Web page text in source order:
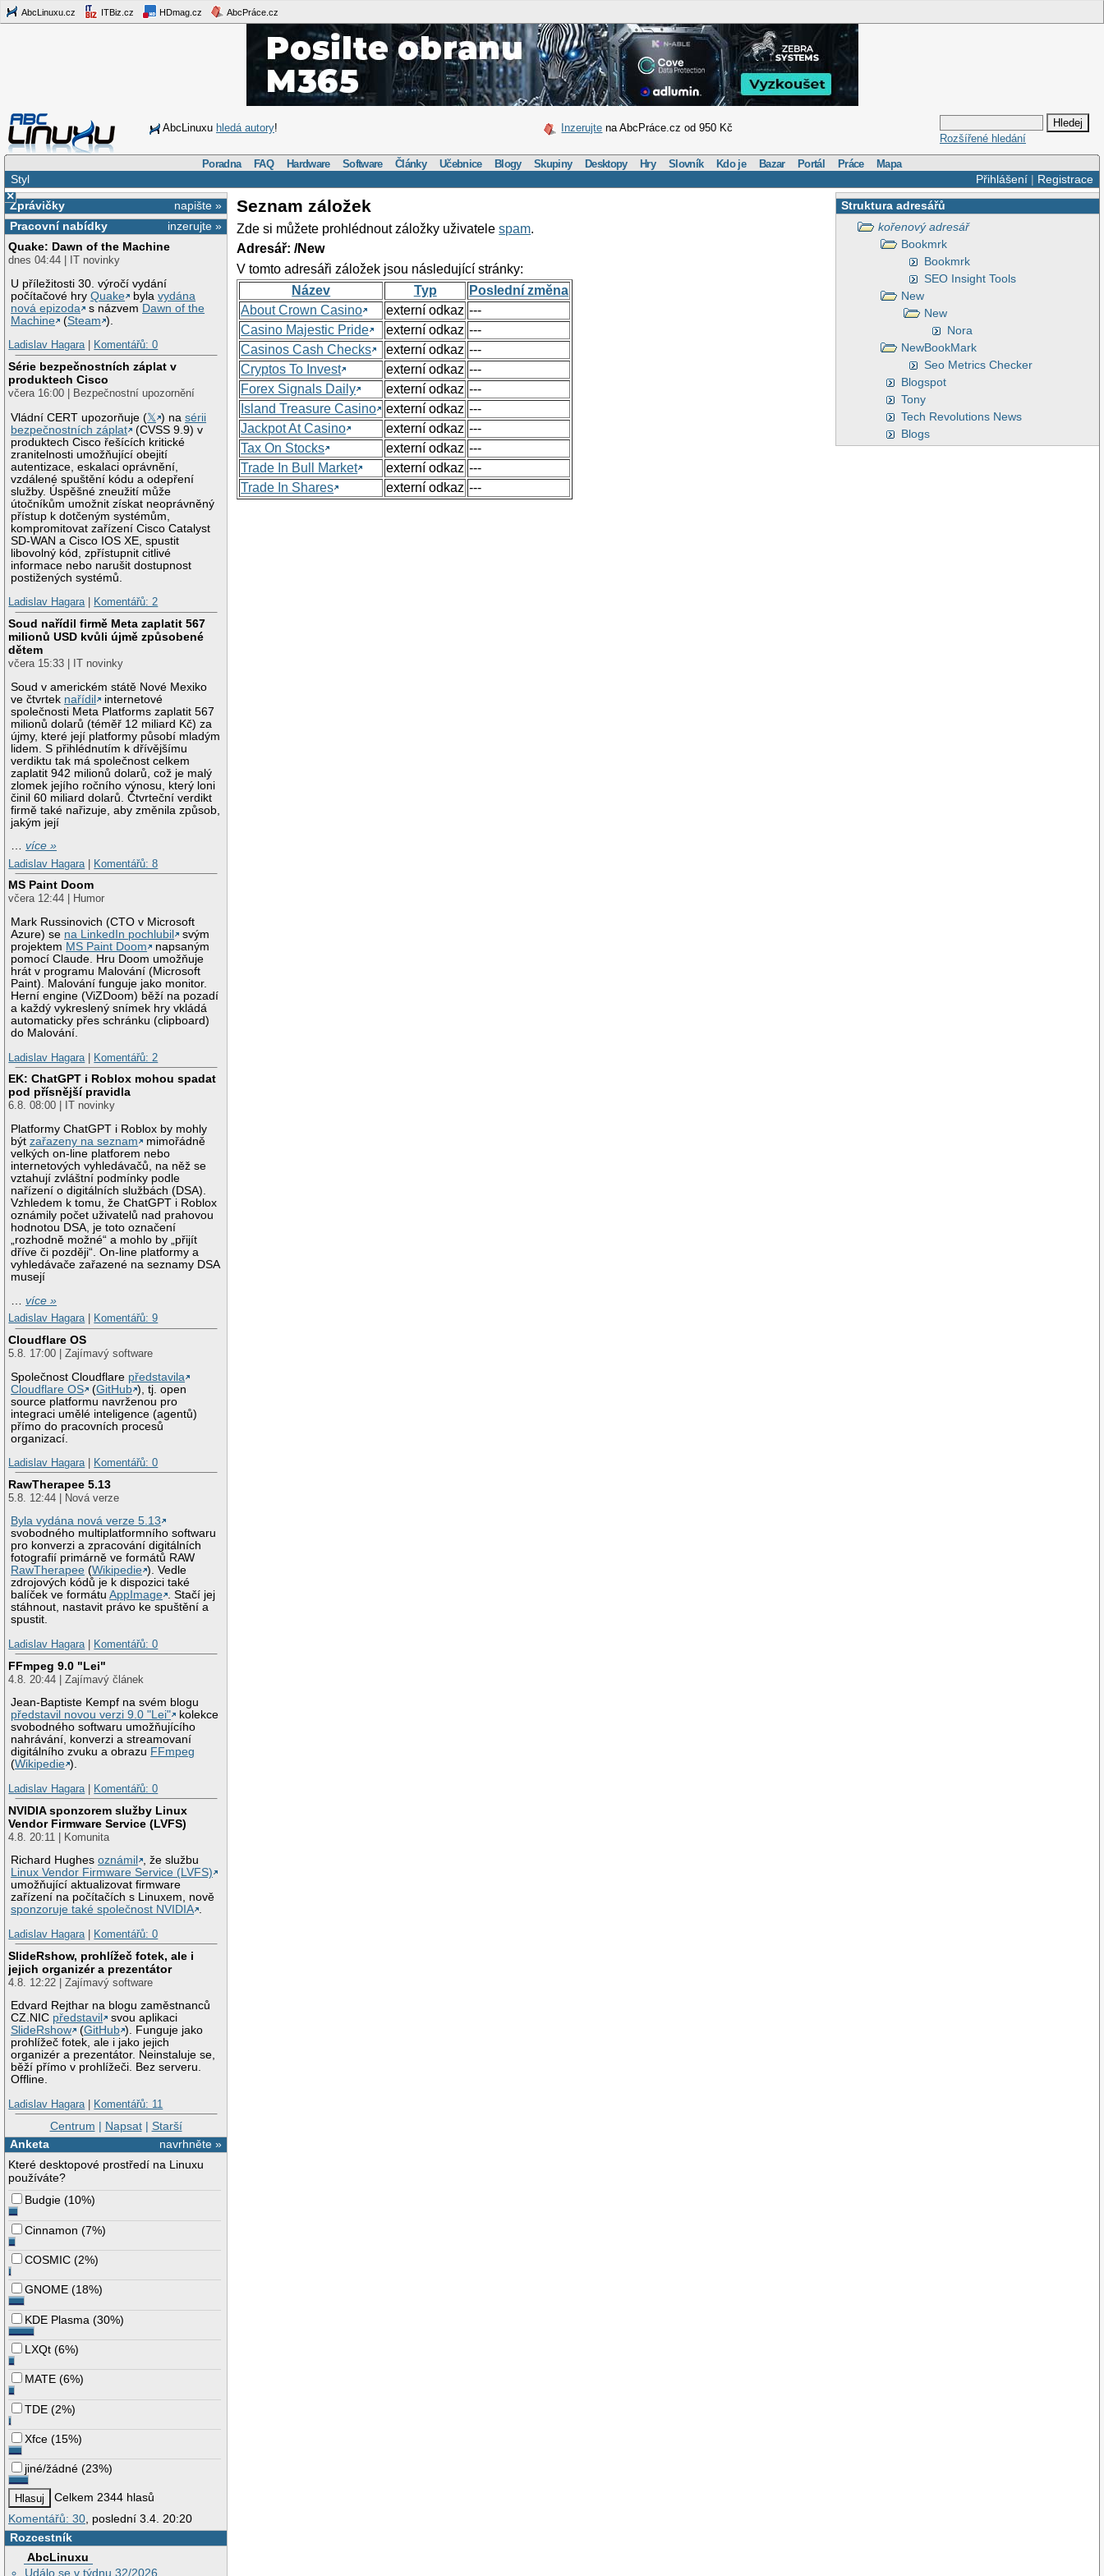
AbcLinuxu.cz ITBiz.cz HDmag.cz AbcPráce.cz
AbcLinuxu hledá autory! Inzerujte na AbcPráce.cz od 950 Kč
Rozšířené hledání
Poradna FAQ Hardware Software Články Učebnice Blogy Skupiny Desktopy Hry Slovník Kdo je Bazar Portál Práce Mapa
Přihlášení| Registrace
Styl
×
napište »
Zprávičky
inzerujte »
Pracovní nabídky
Quake: Dawn of the Machine
dnes 04:44 | IT novinky
U příležitosti 30. výročí vydání
počítačové hryQuake bylavydána
nová epizoda
s názvem Dawn of the
Machine
(Steam ).
Ladislav Hagara| Komentářů: 0
Série bezpečnostních záplat v
produktech Cisco
včera 16:00 | Bezpečnostní upozornění
Vládní CERT upozorňuje (𝕏 ) nasérii
bezpečnostních záplat
(CVSS 9.9) v
produktech Cisco řešících kritické
zranitelnosti umožňující obejití
autentizace, eskalaci oprávnění,
vzdálené spuštění kódu a odepření
služby. Úspěšné zneužití může
útočníkům umožnit získat neoprávněný
přístup k dotčeným systémům,
kompromitovat zařízení Cisco Catalyst
SD-WAN a Cisco IOS XE, spustit
libovolný kód, zpřístupnit citlivé
informace nebo narušit dostupnost
postižených systémů.
Ladislav Hagara| Komentářů: 2
Soud nařídil firmě Meta zaplatit 567
milionů USD kvůli újmě způsobené
dětem
včera 15:33 | IT novinky
Soud v americkém státě Nové Mexiko
ve čtvrtek nařídil
internetové
společnosti Meta Platforms zaplatit 567
milionů dolarů (téměř 12 miliard Kč) za
újmy, které její platformy působí mladým
lidem. S přihlédnutím k dřívějšímu
verdiktu tak má společnost celkem
zaplatit 942 milionů dolarů, což je malý
zlomek jejího ročního výnosu, který loni
činil 60 miliard dolarů. Čtvrteční verdikt
firmě také nařizuje, aby změnila způsob,
jakým její
…více »
Ladislav Hagara
Komentářů: 8
MS Paint Doom
včera 12:44 | Humor
Mark Russinovich (CTO v Microsoft
Azure) se na LinkedIn pochlubil
svým
projektem MS Paint Doom
napsaným
pomocí Claude. Hru Doom umožňuje
hrát v programu Malování (Microsoft
Paint). Malování funguje jako monitor.
Herní engine (ViZDoom) běží na pozadí
a každý vykreslený snímek hry vkládá
automaticky přes schránku (clipboard)
do Malování.
Ladislav Hagara
Komentářů: 2
EK: ChatGPT i Roblox mohou spadat
pod přísnější pravidla
6.8. 08:00 | IT novinky
Platformy ChatGPT i Roblox by mohly
býtzařazeny na seznam
mimořádně
velkých on-line platforem nebo
internetových vyhledávačů, na něž se
vztahují zvláštní podmínky podle
nařízení o digitálních službách (DSA).
Vzhledem k tomu, že ChatGPT i Roblox
oznámily počet uživatelů nad prahovou
hodnotou DSA, je toto označení
„rozhodně možné“ a mohlo by „přijít
dříve či později“. On-line platformy a
vyhledávače zařazené na seznamy DSA
musejí
…více »
Ladislav Hagara| Komentářů: 9
Cloudflare OS
5.8. 17:00 | Zajímavý software
Společnost Cloudflare představila
Cloudflare OS
(GitHub ), tj. open
source platformu navrženou pro
integraci umělé inteligence (agentů)
přímo do pracovních procesů
organizací.
Ladislav Hagara| Komentářů: 0
RawTherapee 5.13
5.8. 12:44 | Nová verze
Byla vydána nová verze 5.13
svobodného multiplatformního softwaru
pro konverzi a zpracování digitálních
fotografií primárně ve formátů RAW
RawTherapee (Wikipedie ). Vedle
zdrojových kódů je k dispozici také
balíček ve formátuAppImage . Stačí jej
stáhnout, nastavit právo ke spuštění a
spustit.
Ladislav Hagara| Komentářů: 0
FFmpeg 9.0 "Lei"
4.8. 20:44 | Zajímavý článek
Jean-Baptiste Kempf na svém blogu
představil novou verzi 9.0 "Lei"
kolekce
svobodného softwaru umožňujícího
nahrávání, konverzi a streamovaní
digitálního zvuku a obrazu FFmpeg
(Wikipedie ).
Ladislav Hagara| Komentářů: 0
NVIDIA sponzorem služby Linux
Vendor Firmware Service (LVFS)
4.8. 20:11 | Komunita
Richard Hughesoznámil
, že službu
Linux Vendor Firmware Service (LVFS)
umožňující aktualizovat firmware
zařízení na počítačích s Linuxem, nově
sponzoruje také společnost NVIDIA .
Ladislav Hagara| Komentářů: 0
SlideRshow, prohlížeč fotek, ale i
jejich organizér a prezentátor
4.8. 12:22 | Zajímavý software
Edvard Rejthar na blogu zaměstnanců
CZ.NIC představil
svou aplikaci
SlideRshow
(GitHub ). Funguje jako
prohlížeč fotek, ale i jako jejich
organizér a prezentátor. Neinstaluje se,
běží přímo v prohlížeči. Bez serveru.
Offline.
Ladislav Hagara| Komentářů: 11
Centrum | Napsat| Starší
navrhněte »
Anketa
Které desktopové prostředí na Linuxu
používáte?
Budgie (10%)
Cinnamon (7%)
COSMIC (2%)
GNOME (18%)
KDE Plasma (30%)
LXQt (6%)
MATE (6%)
TDE (2%)
Xfce (15%)
jiné/žádné (23%)
Celkem 2344 hlasů
Komentářů: 30 , poslední 3.4. 20:20
Rozcestník
AbcLinuxu
Událo se v týdnu 32/2026
Struktura adresářů
kořenový adresář
Bookmrk
Bookmrk
SEO Insight Tools
New
New
Nora
NewBookMark
Seo Metrics Checker
Blogspot
Tony
Tech Revolutions News
Blogs
Seznam záložek
Zde si můžete prohlédnout záložky uživatelespam.
Adresář: /New
V tomto adresáři záložek jsou následující stránky:
Název
Typ
Poslední změna
About Crown Casino
externí odkaz ---
Casino Majestic Pride
externí odkaz ---
Casinos Cash Checks
externí odkaz ---
Cryptos To Invest
externí odkaz ---
Forex Signals Daily
externí odkaz ---
Island Treasure Casino
externí odkaz ---
Jackpot At Casino
externí odkaz ---
Tax On Stocks
externí odkaz ---
Trade In Bull Market
externí odkaz ---
Trade In Shares
externí odkaz ---